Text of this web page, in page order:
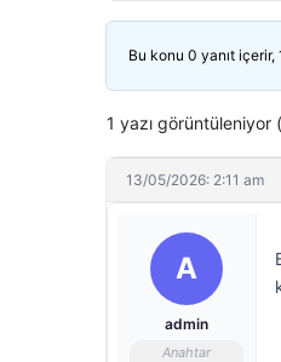
Bu konu 0 yanıt içerir,
1 yazı görüntüleniyor
13/05/2026: 2:11 am
A
admin
Anahtar